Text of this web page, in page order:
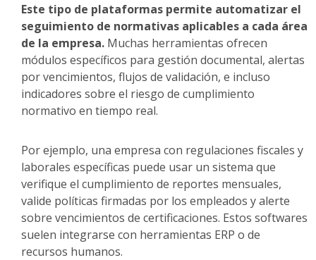
Este tipo de plataformas permite automatizar el
seguimiento de normativas aplicables a cada área
de la empresa. Muchas herramientas ofrecen
módulos específicos para gestión documental, alertas
por vencimientos, flujos de validación, e incluso
indicadores sobre el riesgo de cumplimiento
normativo en tiempo real.
Por ejemplo, una empresa con regulaciones fiscales y
laborales específicas puede usar un sistema que
verifique el cumplimiento de reportes mensuales,
valide políticas firmadas por los empleados y alerte
sobre vencimientos de certificaciones. Estos softwares
suelen integrarse con herramientas ERP o de
recursos humanos.